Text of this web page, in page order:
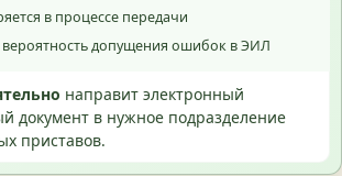
в процессе передачи
допущения ошибок в ЭИЛ
направит электронный
документ в нужное подразделение
приставов.